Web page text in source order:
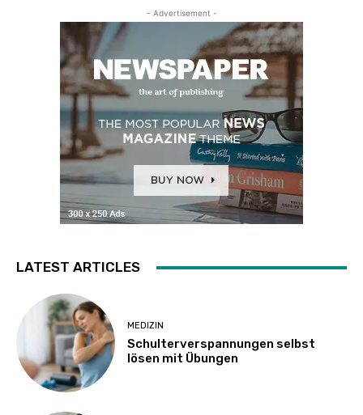
- Advertisement -
LATEST ARTICLES
MEDIZIN
Schulterverspannungen selbst
lösen mit Übungen